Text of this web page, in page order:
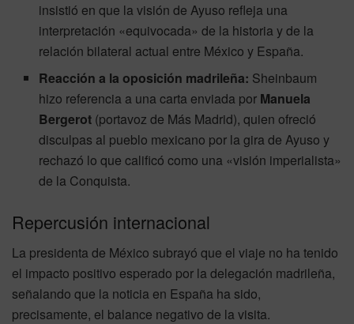
insistió en que la visión de Ayuso refleja una
interpretación «equivocada» de la historia y de la
relación bilateral actual entre México y España.
Reacción a la oposición madrileña: Sheinbaum
hizo referencia a una carta enviada por Manuela
Bergerot (portavoz de Más Madrid), quien ofreció
disculpas al pueblo mexicano por la gira de Ayuso y
rechazó lo que calificó como una «visión imperialista»
de la Conquista.
Repercusión internacional
La presidenta de México subrayó que el viaje no ha tenido
el impacto positivo esperado por la delegación madrileña,
señalando que la noticia en España ha sido,
precisamente, el balance negativo de la visita.